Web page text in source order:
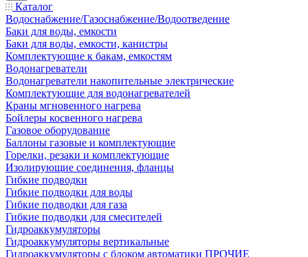
Каталог
Водоснабжение/Газоснабжение/Водоотведение
Баки для воды, емкости
Баки для воды, емкости, канистры
Комплектующие к бакам, емкостям
Водонагреватели
Водонагреватели накопительные электрические
Комплектующие для водонагревателей
Краны мгновенного нагрева
Бойлеры косвенного нагрева
Газовое оборудование
Баллоны газовые и комплектующие
Горелки, резаки и комплектующие
Изолирующие соединения, фланцы
Гибкие подводки
Гибкие подводки для воды
Гибкие подводки для газа
Гибкие подводки для смесителей
Гидроаккумуляторы
Гидроаккумуляторы вертикальные
Гидроаккумуляторы с блоком автоматики ПРОЧИЕ